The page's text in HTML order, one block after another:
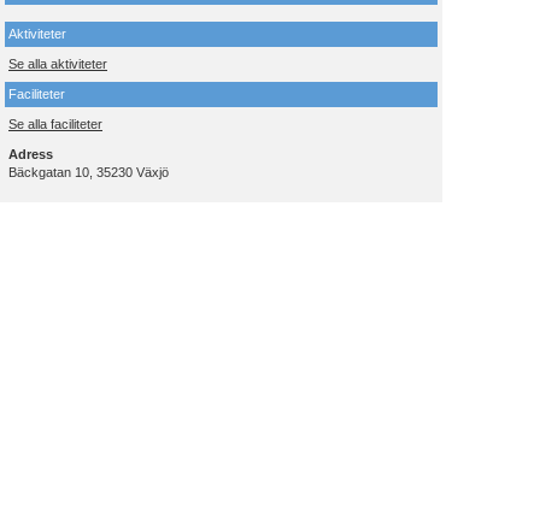
Aktiviteter
Se alla aktiviteter
Faciliteter
Se alla faciliteter
Adress
Bäckgatan 10, 35230 Växjö